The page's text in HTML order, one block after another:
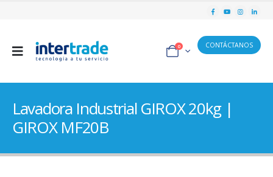
0 CONTÁCTANOS
Lavadora Industrial GIROX 20kg |
GIROX MF20B